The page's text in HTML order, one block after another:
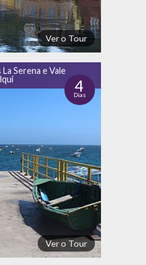
Ver o Tour
Serena e Vale
4
Dias
Ver o Tour